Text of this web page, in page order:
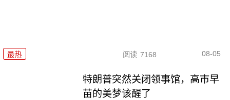
最热 阅读 7168 08-05
特朗普突然关闭领事馆，高市早
苗的美梦该醒了